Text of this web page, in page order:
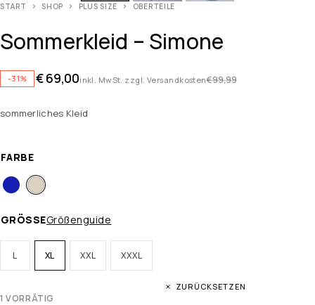
START SHOP PLUS SIZE OBERTEILE
Sommerkleid – Simone
-31% €99,99
€69,00inkl. MwSt. zzgl. Versandkosten
sommerliches Kleid
FARBE
GRÖSSE Größenguide
L XL XXL XXXL
ZURÜCKSETZEN
1 VORRÄTIG